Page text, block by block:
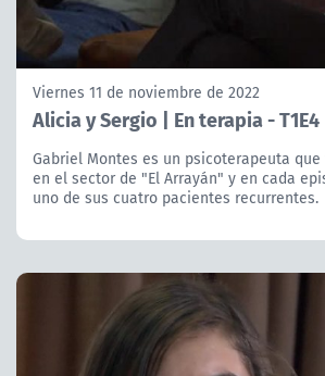
Viernes 11 de noviembre de 2022
Alicia y Sergio | En terapia - T1E4
Gabriel Montes es un psicoterapeuta
en el sector de "El Arrayán" y en cada
uno de sus cuatro pacientes recurrentes.